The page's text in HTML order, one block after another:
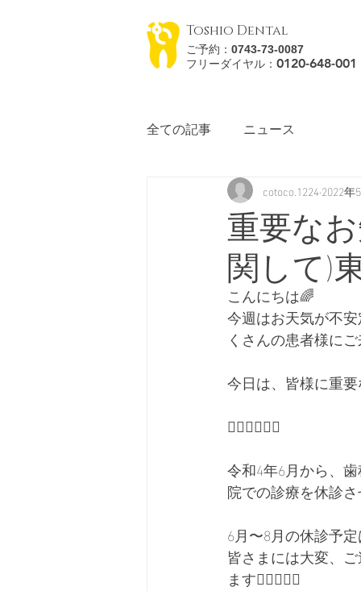
Toshio Dental
ご予約： 0743-73-0087
フリーダイヤル： 0120-648-001
全ての記事 ニュース
重要な
関して)
cotoco.12242022年
こんにちは🌈
今週はお天気が不
くさんの患者様に
今日は、皆様に重
👇🏽👇🏽👇🏽
令和4年6月から、
院での診療を休診
6月〜8月の休診予
皆さまには大変、
ます🙇🏻‍♀️🙇‍♂️